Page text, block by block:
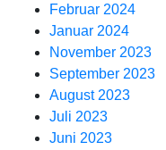
Februar 2024
Januar 2024
November 2023
September 2023
August 2023
Juli 2023
Juni 2023